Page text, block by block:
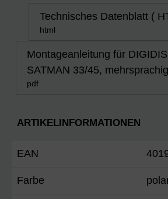
Technisches Datenblatt (
html
Montageanleitung für
SATMAN 33/45,
pdf
ARTIKELINFORMATIONEN
EAN
Farbe